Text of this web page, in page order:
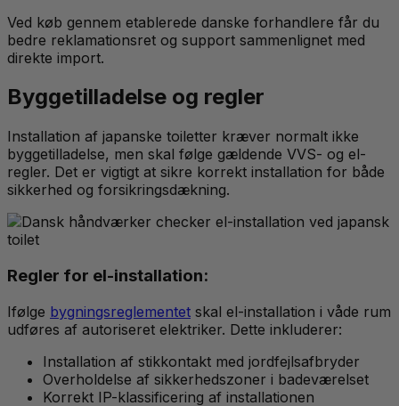
Ved køb gennem etablerede danske forhandlere får du
bedre reklamationsret og support sammenlignet med
direkte import.
Byggetilladelse og regler
Installation af japanske toiletter kræver normalt ikke
byggetilladelse, men skal følge gældende VVS- og el-
regler. Det er vigtigt at sikre korrekt installation for både
sikkerhed og forsikringsdækning.
Regler for el-installation:
Ifølge bygningsreglementet skal el-installation i våde rum
udføres af autoriseret elektriker. Dette inkluderer:
Installation af stikkontakt med jordfejlsafbryder
Overholdelse af sikkerhedszoner i badeværelset
Korrekt IP-klassificering af installationen